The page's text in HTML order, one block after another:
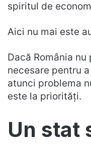
spiritul de
Aici nu mai este
Dacă România
necesare pentru
atunci problema
este la priorități.
Un stat